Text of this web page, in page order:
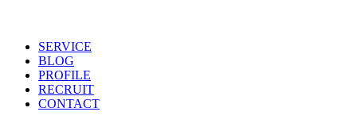
SERVICE
BLOG
PROFILE
RECRUIT
CONTACT